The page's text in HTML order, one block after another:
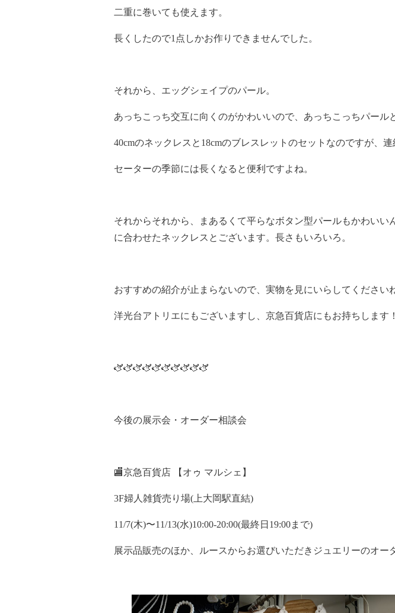
二重に巻いても使えます。
長くしたので1点しかお作りできませんでした。
それから、エッグシェイプのパール。
あっちこっち交互に向くのがかわいいので、あっちこっちパール
40cmのネックレスと18cmのブレスレットのセットなのですが、
セーターの季節には長くなると便利ですよね。
それからそれから、まあるくて平らなボタン型パールもかわい
に合わせたネックレスとございます。長さもいろいろ。
おすすめの紹介が止まらないので、実物を見にいらしてください
洋光台アトリエにもございますし、京急百貨店にもお持ちします！
🫏🫏🫏🫏🫏🫏🫏🫏🫏🫏
今後の展示会・オーダー相談会
🏬京急百貨店 【オゥ マルシェ】
3F婦人雑貨売り場(上大岡駅直結)
11/7(木)〜11/13(水)10:00-20:00(最終日19:00まで)
展示品販売のほか、ルースからお選びいただきジュエリーのオー